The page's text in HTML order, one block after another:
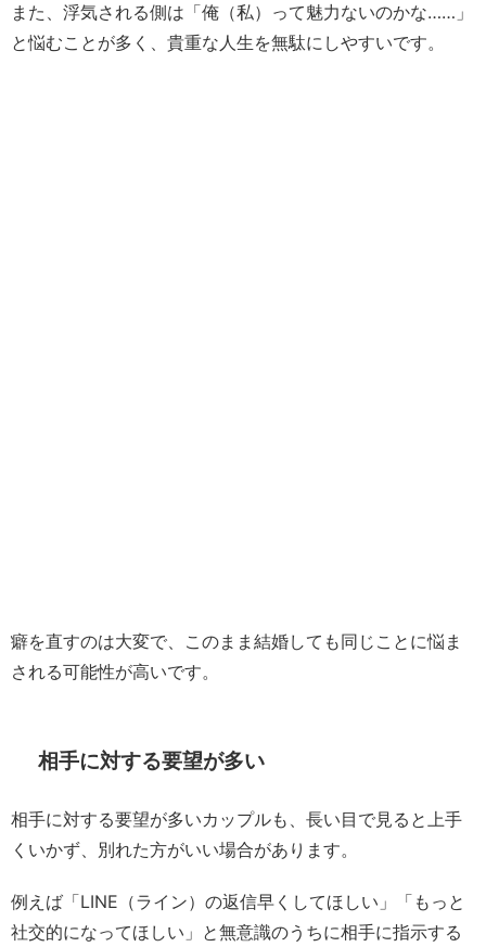
また、浮気される側は「俺（私）って魅力ないのかな……」
と悩むことが多く、貴重な人生を無駄にしやすいです。
癖を直すのは大変で、このまま結婚しても同じことに悩ま
される可能性が高いです。
相手に対する要望が多い
相手に対する要望が多いカップルも、長い目で見ると上手
くいかず、別れた方がいい場合があります。
例えば「LINE（ライン）の返信早くしてほしい」「もっと
社交的になってほしい」と無意識のうちに相手に指示する